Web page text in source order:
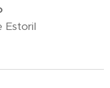
Estoril